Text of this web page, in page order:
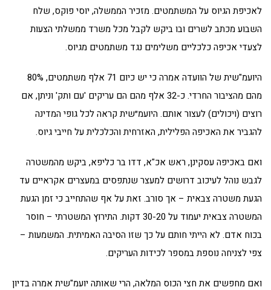
לאכיפת הגיוס על המשתמטים. מזכיר הממשלה, יוסי פוקס, שלח
השבוע מכתב לשרים ובו ביקש לקבל מכל משרד ממשלתי הצעות
לצעדי אכיפה כלכליים משלימים נגד משתמטים מגיוס.
היועמ"שית של הוועדה אמרה כי יש כיום 71 אלף משתמטים, 80%
מהם מהציבור החרדי. כ-32 אלף מהם הם עריקים 'עם ותק' וניתן, אם
רוצים (ויכולים) לעצור אותם. היועמ״שית קראה לכל גופי המדינה
להגביר את האכיפה הפלילית, האזרחית והכלכלית על חייבי גיוס.
ואם באכיפה עסקינן, ראש אכ"א, דדו בר כליפא, ביקש מהמשטרה
לגבש נוהל לעיכוב דרושים למעצר שנתפסים במעצרים אקראיים עד
הגעת משטרה צבאית – אך סורב. זאת על אף שהתחייב כי זמן הגעת
המשטרה צבאית יעמוד על 30-20 דקות. התירוץ המשטרתי – חוסר
בכוח אדם. לא הייתי חותם על כך שזו הסיבה האמיתית. המשמעות –
צפי לצניחה נוספת במספר לכידות העריקים.
ואם מחפשים את חצי הכוס המלאה, הרי שאותה יועמ"שית אמרה בדיון